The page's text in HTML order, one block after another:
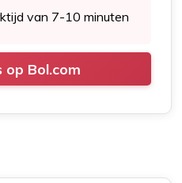
van 7-10 minuten
op Bol.com